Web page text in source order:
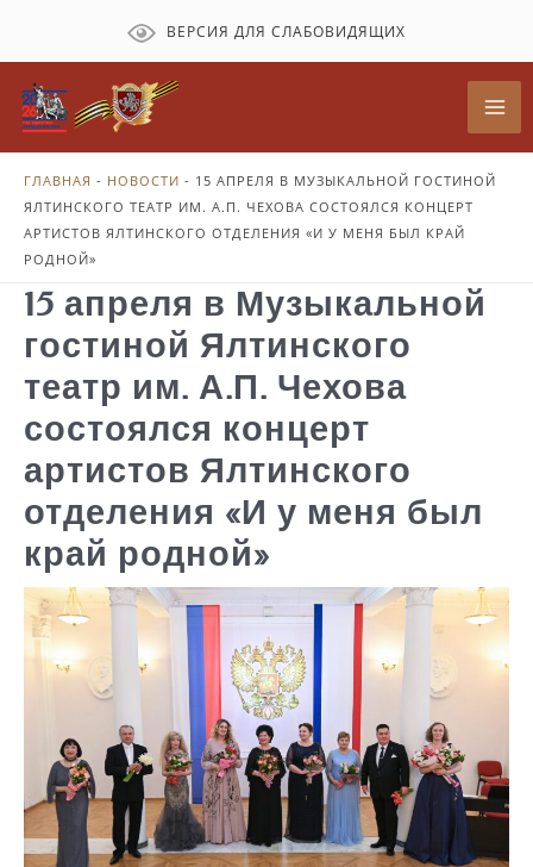
содержимому
ВЕРСИЯ ДЛЯ СЛАБОВИДЯЩИХ
ГЛАВНАЯ - НОВОСТИ - 15 АПРЕЛЯ В МУЗЫКАЛЬНОЙ ГОСТИНОЙ
ЯЛТИНСКОГО ТЕАТР ИМ. А.П. ЧЕХОВА СОСТОЯЛСЯ КОНЦЕРТ
АРТИСТОВ ЯЛТИНСКОГО ОТДЕЛЕНИЯ «И У МЕНЯ БЫЛ КРАЙ
РОДНОЙ»
15 апреля в Музыкальной
гостиной Ялтинского
театр им. А.П. Чехова
состоялся концерт
артистов Ялтинского
отделения «И у меня был
край родной»